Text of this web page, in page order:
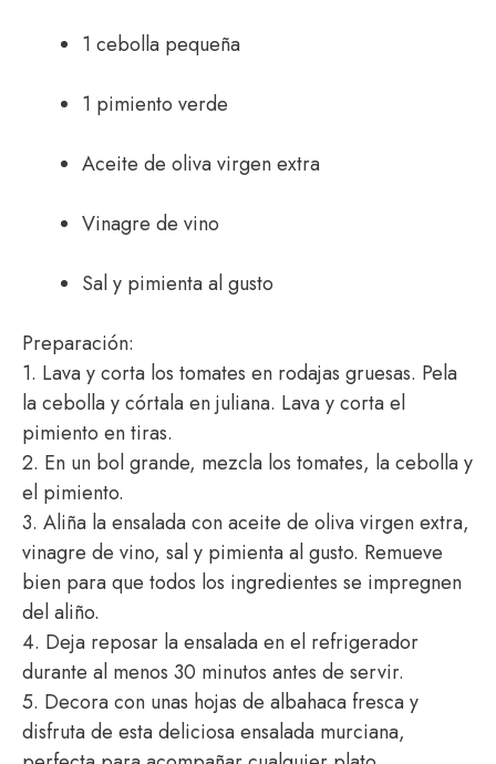
1 cebolla pequeña
1 pimiento verde
Aceite de oliva virgen extra
Vinagre de vino
Sal y pimienta al gusto
Preparación:
1. Lava y corta los tomates en rodajas gruesas. Pela
la cebolla y córtala en juliana. Lava y corta el
pimiento en tiras.
2. En un bol grande, mezcla los tomates, la cebolla y
el pimiento.
3. Aliña la ensalada con aceite de oliva virgen extra,
vinagre de vino, sal y pimienta al gusto. Remueve
bien para que todos los ingredientes se impregnen
del aliño.
4. Deja reposar la ensalada en el refrigerador
durante al menos 30 minutos antes de servir.
5. Decora con unas hojas de albahaca fresca y
disfruta de esta deliciosa ensalada murciana,